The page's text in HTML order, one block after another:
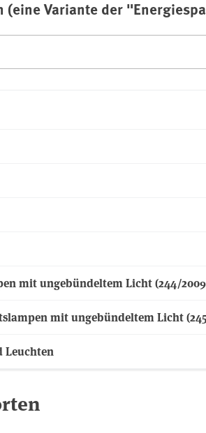
Variante der
mit ungebündeltem Licht (244/
mit ungebündeltem Licht
Leuchten